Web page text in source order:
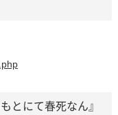
とにて春死なん』